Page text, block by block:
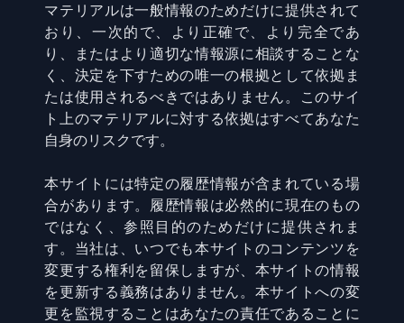
マテリアルは一般情報のためだけに提供されて
おり、一次的で、より正確で、より完全であ
り、またはより適切な情報源に相談することな
く、決定を下すための唯一の根拠として依拠ま
たは使用されるべきではありません。このサイ
ト上のマテリアルに対する依拠はすべてあなた
自身のリスクです。
本サイトには特定の履歴情報が含まれている場
合があります。履歴情報は必然的に現在のもの
ではなく、参照目的のためだけに提供されま
す。当社は、いつでも本サイトのコンテンツを
変更する権利を留保しますが、本サイトの情報
を更新する義務はありません。本サイトへの変
更を監視することはあなたの責任であることに